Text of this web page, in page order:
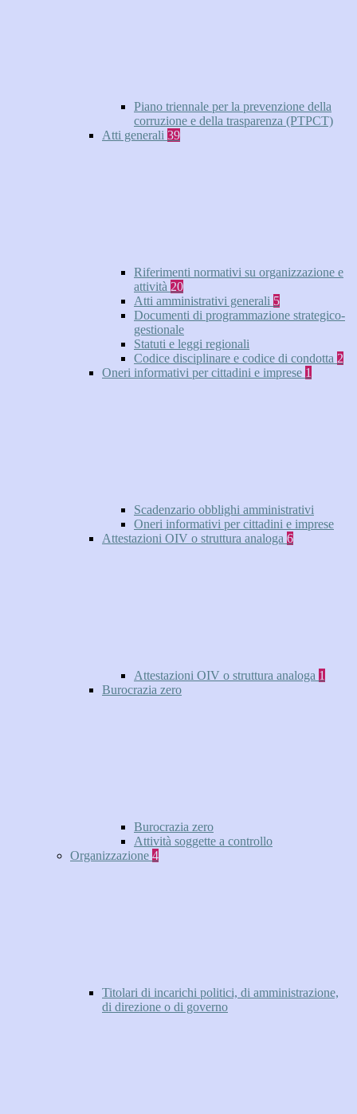
Piano triennale per la prevenzione della
corruzione e della trasparenza (PTPCT)
Atti generali 39
Riferimenti normativi su organizzazione e
attività 20
Atti amministrativi generali 5
Documenti di programmazione strategico-
gestionale
Statuti e leggi regionali
Codice disciplinare e codice di condotta 2
Oneri informativi per cittadini e imprese 1
Scadenzario obblighi amministrativi
Oneri informativi per cittadini e imprese
Attestazioni OIV o struttura analoga 6
Attestazioni OIV o struttura analoga 1
Burocrazia zero
Burocrazia zero
Attività soggette a controllo
Organizzazione 4
Titolari di incarichi politici, di amministrazione,
di direzione o di governo